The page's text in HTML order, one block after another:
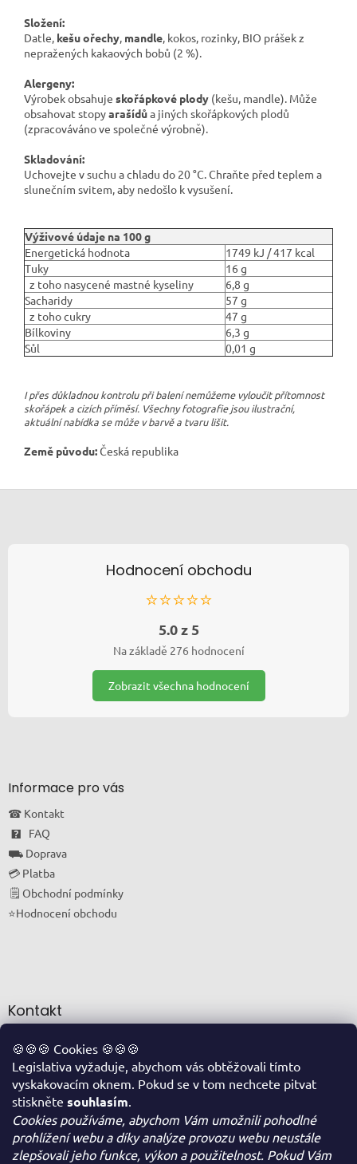
🍪🍪🍪 Cookies 🍪🍪🍪
Legislativa vyžaduje, abychom vás obtěžovali tímto
vyskakovacím oknem. Pokud se v tom nechcete pitvat
stiskněte souhlasím.
Cookies používáme, abychom Vám umožnili pohodlné
prohlížení webu a díky analýze provozu webu neustále
zlepšovali jeho funkce, výkon a použitelnost. Pokud Vám
Složení:
Datle, kešu ořechy, mandle, kokos, rozinky, BIO prášek z
nepražených kakaových bobů (2 %).
Alergeny:
Výrobek obsahuje skořápkové plody (kešu, mandle). Může
obsahovat stopyarašídůa jiných skořápkových plodů
(zpracováváno ve společné výrobně).
Skladování:
Uchovejte v suchu a chladu do 20 °C. Chraňte před teplem a
slunečním svitem, aby nedošlo k vysušení.
Výživové údaje na 100 g
Energetická hodnota
1749 kJ / 417 kcal
Tuky
16 g
z toho nasycené mastné kyseliny
6,8 g
Sacharidy
57 g
z toho cukry
47 g
Bílkoviny
6,3 g
Sůl
0,01 g
I přes důkladnou kontrolu při balení nemůžeme vyloučit přítomnost
skořápek a cizích příměsí. Všechny fotografie jsou ilustrační,
aktuální nabídka se může v barvě a tvaru lišit.
Země původu:Česká republika
Zápatí
Hodnocení obchodu
⭐⭐⭐⭐⭐
5.0 z 5
Na základě 276 hodnocení
Zobrazit všechna hodnocení
Informace pro vás
☎ Kontakt
🯄 FAQ
⛟ Doprava
💳 Platba
🗒 Obchodní podmínky
⭐Hodnocení obchodu
Kontakt
info @ oriskovapohotovost.cz
+420 774 711 877
FACEBOOK
Facebook